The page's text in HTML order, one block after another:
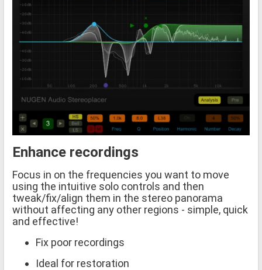
Enhance recordings
Focus in on the frequencies you want to move
using the intuitive solo controls and then
tweak/fix/align them in the stereo panorama
without affecting any other regions - simple, quick
and effective!
Fix poor recordings
Ideal for restoration